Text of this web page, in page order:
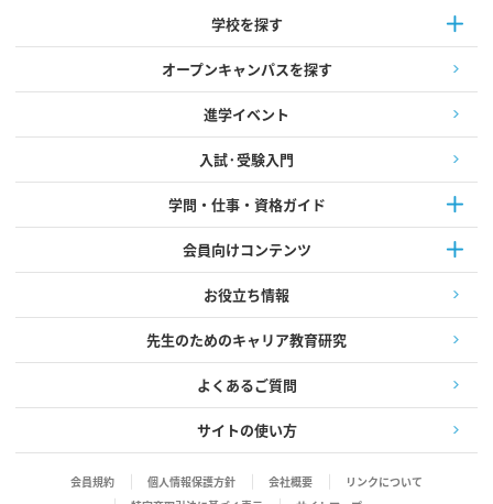
学校を探す
オープンキャンパスを探す
進学イベント
入試·受験入門
学問・仕事・資格ガイド
会員向けコンテンツ
お役立ち情報
先生のためのキャリア教育研究
よくあるご質問
サイトの使い方
会員規約 個人情報保護方針 会社概要
リンクについて